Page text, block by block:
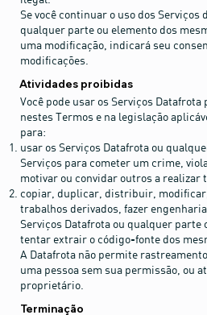
Se você continuar o uso dos Serviços
qualquer parte ou elemento dos
uma modificação, indicará seu
modificações.
Atividades proibidas
Você pode usar os Serviços
nestes Termos e na legislação
para:
usar os Serviços Datafrota ou
Serviços para cometer um crime,
motivar ou convidar outros a realizar
copiar, duplicar, distribuir,
trabalhos derivados, fazer
Serviços Datafrota ou qualquer parte
tentar extrair o código-fonte dos
A Datafrota não permite
uma pessoa sem sua permissão, ou
proprietário.
Terminação